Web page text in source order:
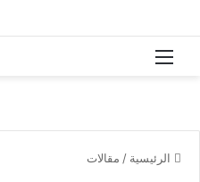
القائمة
الرئيسية / مقالات